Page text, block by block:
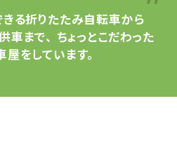
る折りたたみ自転車から
車まで、 ちょっとこだわった
をしています。